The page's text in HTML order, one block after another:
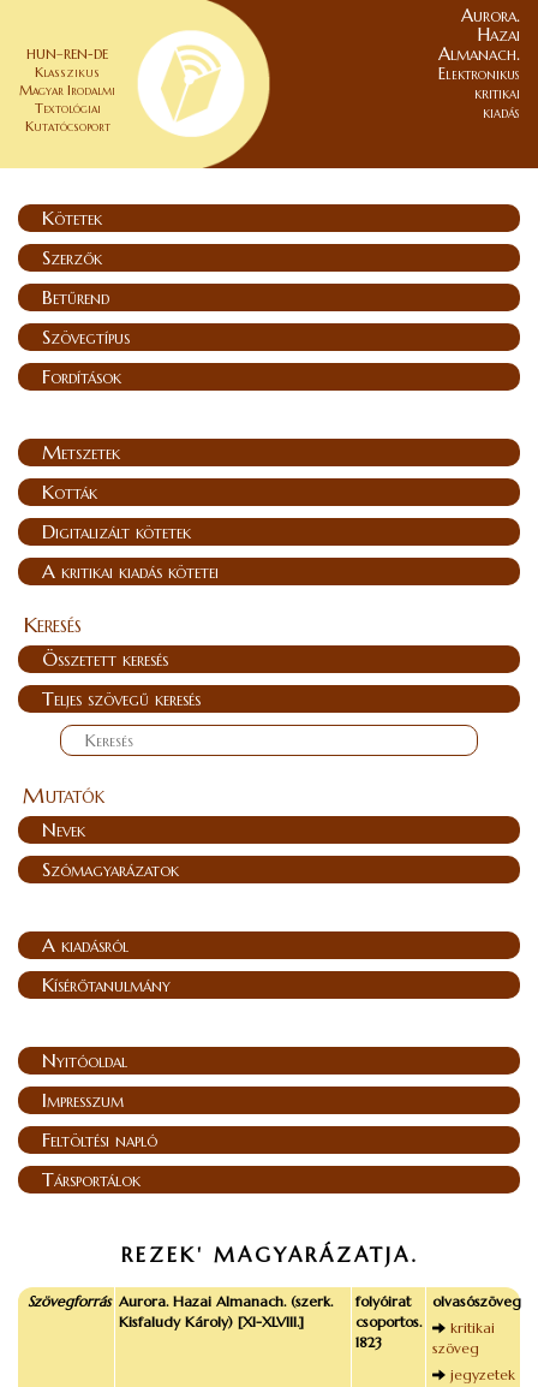
HUN–REN-DE
Klasszikus
Magyar Irodalmi
Textológiai
Kutatócsoport
Aurora.
Hazai
Almanach.
Elektronikus
kritikai
kiadás
Kötetek
Szerzők
Betűrend
Szövegtípus
Fordítások
Metszetek
Kották
Digitalizált kötetek
A kritikai kiadás kötetei
Keresés
Összetett keresés
Teljes szövegű keresés
Mutatók
Nevek
Szómagyarázatok
A kiadásról
Kísérőtanulmány
Nyitóoldal
Impresszum
Feltöltési napló
Társportálok
REZEK' MAGYARÁZATJA.
Szövegforrás Aurora. Hazai Almanach. (szerk.
Kisfaludy Károly) [XI-XLVIII.]
folyóirat
csoportos.
1823
olvasószöveg
kritikai
szöveg
jegyzetek